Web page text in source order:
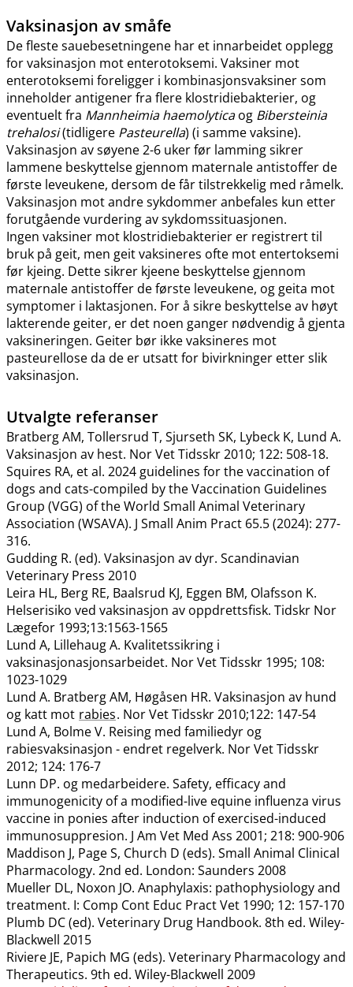
Vaksinasjon av småfe
De fleste sauebesetningene har et innarbeidet opplegg
for vaksinasjon mot enterotoksemi. Vaksiner mot
enterotoksemi foreligger i kombinasjonsvaksiner som
inneholder antigener fra flere klostridiebakterier, og
eventuelt fra Mannheimia haemolyticaog Bibersteinia
trehalosi(tidligere Pasteurella) (i samme vaksine).
Vaksinasjon av søyene 2-6 uker før lamming sikrer
lammene beskyttelse gjennom maternale antistoffer de
første leveukene, dersom de får tilstrekkelig med råmelk.
Vaksinasjon mot andre sykdommer anbefales kun etter
forutgående vurdering av sykdomssituasjonen.
Ingen vaksiner mot klostridiebakterier er registrert til
bruk på geit, men geit vaksineres ofte mot entertoksemi
før kjeing. Dette sikrer kjeene beskyttelse gjennom
maternale antistoffer de første leveukene, og geita mot
symptomer i laktasjonen. For å sikre beskyttelse av høyt
lakterende geiter, er det noen ganger nødvendig å gjenta
vaksineringen. Geiter bør ikke vaksineres mot
pasteurellose da de er utsatt for bivirkninger etter slik
vaksinasjon.
Utvalgte referanser
Bratberg AM, Tollersrud T, Sjurseth SK, Lybeck K, Lund A.
Vaksinasjon av hest. Nor Vet Tidsskr 2010; 122: 508-18.
Squires RA, et al. 2024 guidelines for the vaccination of
dogs and cats-compiled by the Vaccination Guidelines
Group (VGG) of the World Small Animal Veterinary
Association (WSAVA). J Small Anim Pract 65.5 (2024): 277-
316.
Gudding R. (ed). Vaksinasjon av dyr. Scandinavian
Veterinary Press 2010
Leira HL, Berg RE, Baalsrud KJ, Eggen BM, Olafsson K.
Helserisiko ved vaksinasjon av oppdrettsfisk. Tidskr Nor
Lægefor 1993;13:1563-1565
Lund A, Lillehaug A. Kvalitetssikring i
vaksinasjonasjonsarbeidet. Nor Vet Tidsskr 1995; 108:
1023-1029
Lund A. Bratberg AM, Høgåsen HR. Vaksinasjon av hund
og katt mot rabies. Nor Vet Tidsskr 2010;122: 147-54
Lund A, Bolme V. Reising med familiedyr og
rabiesvaksinasjon - endret regelverk. Nor Vet Tidsskr
2012; 124: 176-7
Lunn DP. og medarbeidere. Safety, efficacy and
immunogenicity of a modified-live equine influenza virus
vaccine in ponies after induction of exercised-induced
immunosuppresion. J Am Vet Med Ass 2001; 218: 900-906
Maddison J, Page S, Church D (eds). Small Animal Clinical
Pharmacology. 2nd ed. London: Saunders 2008
Mueller DL, Noxon JO. Anaphylaxis: pathophysiology and
treatment. I: Comp Cont Educ Pract Vet 1990; 12: 157-170
Plumb DC (ed). Veterinary Drug Handbook. 8th ed. Wiley-
Blackwell 2015
Riviere JE, Papich MG (eds). Veterinary Pharmacology and
Therapeutics. 9th ed. Wiley-Blackwell 2009